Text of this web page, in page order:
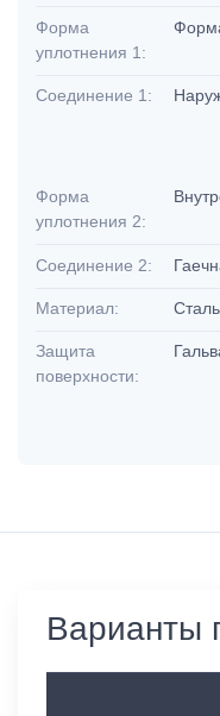
Форма
уплотнения 1:
Соединение 1:
Форма
уплотнения 2:
Соединение 2:
Материал: Сталь
Защита
поверхности:
Варианты